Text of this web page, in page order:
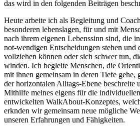
das wird in den folgenden Beiträgen
Heute arbeite ich als Begleitung und
besonderen lebenslagen, für und mit
nach ihrem eigenen Lebenssinn sind, die
not-wendigen Entscheidungen stehen und
vollziehen können oder sich schwer tun,
winden. Ich begleite Menschen, die
mit ihnen gemeinsam in deren Tiefe gehe,
der horizontalen Alltags-Ebene beschreite
Mithilfe meines eigens für die
entwickelten WalkAbout-Konzeptes,
erknden wir gemeinsam neue mögliche
unseren Erfahrungen und Fähigkeiten.